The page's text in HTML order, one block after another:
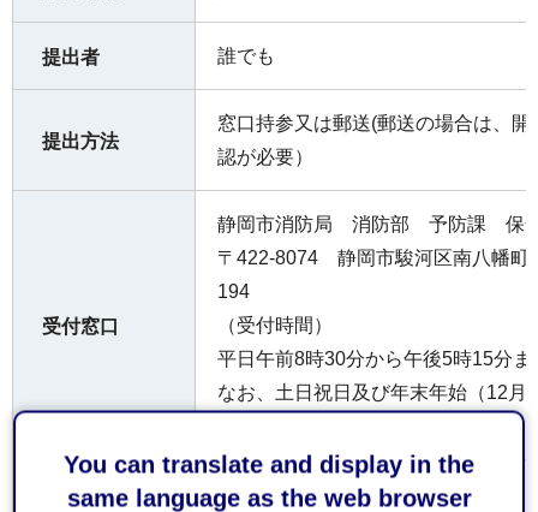
You can translate and display in the
same language as the web browser
提出者 誰でも
提出方法
窓口持参又は郵送(郵送の場合は、
認が必要）
受付窓口
静岡市消防局 消防部 予防課 保
〒422-8074 静岡市駿河区南⼋幡
194
（受付時間）
平日午前8時30分から午後5時15分ま
なお、土日祝日及び年末年始（12月
費用 内容によって手数料が係る場合があ